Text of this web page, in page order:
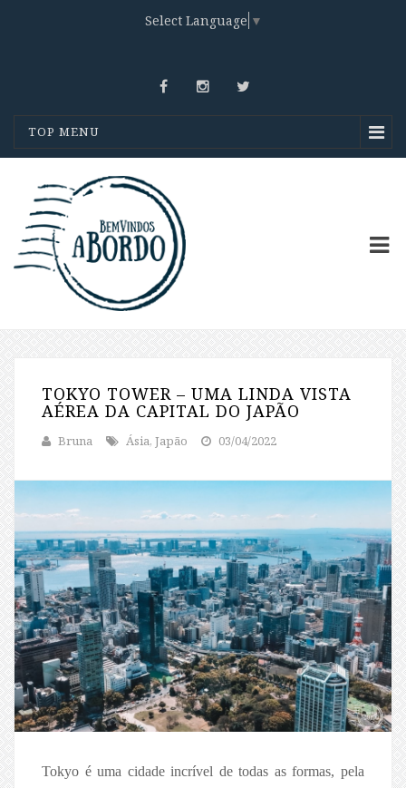
Select Language ▼
TOP MENU
TOKYO TOWER – UMA LINDA VISTA
AÉREA DA CAPITAL DO JAPÃO
Bruna Ásia, Japão 03/04/2022
Tokyo é uma cidade incrível de todas as formas, pela